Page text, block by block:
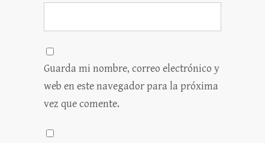
Guarda mi nombre, correo electrónico y
web en este navegador para la próxima
vez que comente.